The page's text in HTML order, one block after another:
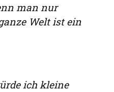
man nur
Welt ist ein
ich kleine